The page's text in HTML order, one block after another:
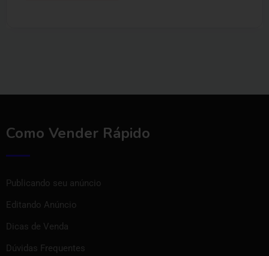
Como Vender Rápido
Publicando seu anúncio
Editando Anúncio
Dicas de Venda
Dúvidas Frequentes